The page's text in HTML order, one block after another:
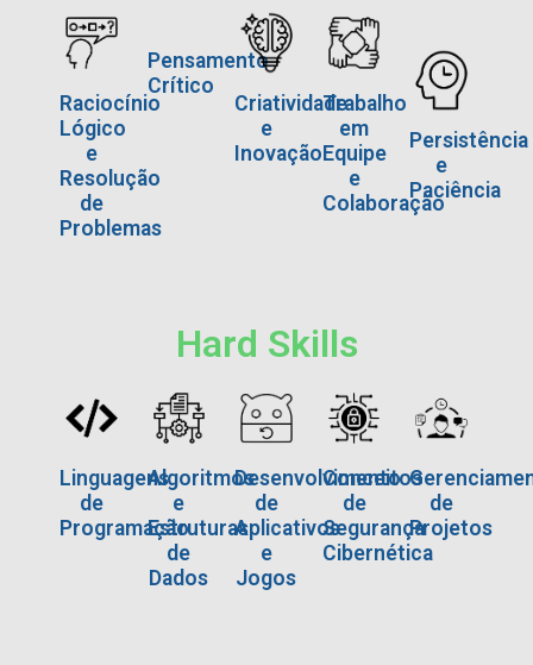
Raciocínio
Lógico
e
Resolução
de
Problemas
Pensamento
Crítico
Criatividade
e
Inovação
Trabalho
em
Equipe
e
Colaboração
Persistência
e
Paciência
Hard Skills
Linguagens
de
Programação
Algoritmos
e
Estruturas
de
Dados
Desenvolvimento
de
Aplicativos
e
Jogos
Conceitos
de
Segurança
Cibernética
de
Projetos